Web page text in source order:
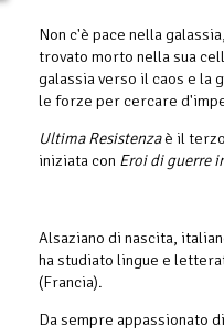
Non c'è pace nella
trovato morto nella sua
galassia verso il caos e la
le forze per cercare
Ultima Resistenzaè il terzo
iniziata con Eroi di guerre
Alsaziano di nascita,
ha studiato lingue e
(Francia).
Da sempre appassionato